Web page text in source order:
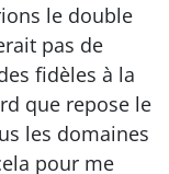
le double
pas de
fidèles à la
que repose le
les domaines
pour me